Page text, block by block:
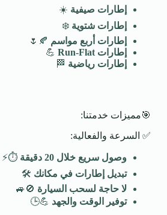
إطارات صيفية ☀️
إطارات شتوية ❄️
إطارات أربع مواسم 🍂🌷
إطارات Run-Flat
💪
إطارات رياضية 🏁
🎯مميزات خدمتنا:
✅ السرعة والفعالية:
وصول سريع خلال 20 دقيقة
⏱️⚡
تبديل إطارات في مكانك 🛠️
لا حاجة لسحب السيارة 🚫🚙
توفير الوقت والجهد 💪🕒